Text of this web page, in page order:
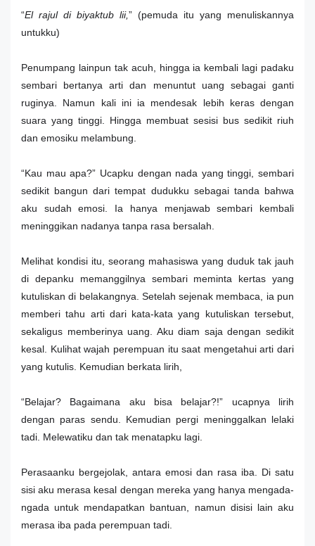
“El rajul di biyaktub lii,” (pemuda itu yang menuliskannya
untukku)
Penumpang lainpun tak acuh, hingga ia kembali lagi padaku
sembari bertanya arti dan menuntut uang sebagai ganti
ruginya. Namun kali ini ia mendesak lebih keras dengan
suara yang tinggi. Hingga membuat sesisi bus sedikit riuh
dan emosiku melambung.
“Kau mau apa?” Ucapku dengan nada yang tinggi, sembari
sedikit bangun dari tempat dudukku sebagai tanda bahwa
aku sudah emosi. Ia hanya menjawab sembari kembali
meninggikan nadanya tanpa rasa bersalah.
Melihat kondisi itu, seorang mahasiswa yang duduk tak jauh
di depanku memanggilnya sembari meminta kertas yang
kutuliskan di belakangnya. Setelah sejenak membaca, ia pun
memberi tahu arti dari kata-kata yang kutuliskan tersebut,
sekaligus memberinya uang. Aku diam saja dengan sedikit
kesal. Kulihat wajah perempuan itu saat mengetahui arti dari
yang kutulis. Kemudian berkata lirih,
“Belajar? Bagaimana aku bisa belajar?!” ucapnya lirih
dengan paras sendu. Kemudian pergi meninggalkan lelaki
tadi. Melewatiku dan tak menatapku lagi.
Perasaanku bergejolak, antara emosi dan rasa iba. Di satu
sisi aku merasa kesal dengan mereka yang hanya mengada-
ngada untuk mendapatkan bantuan, namun disisi lain aku
merasa iba pada perempuan tadi.